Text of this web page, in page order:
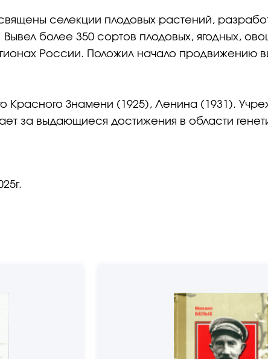
селекции плодовых растений,
более 350 сортов плодовых, ягодных,
России. Положил начало продвижению
Красного Знамени (1925), Ленина (1931).
за выдающиеся достижения в области